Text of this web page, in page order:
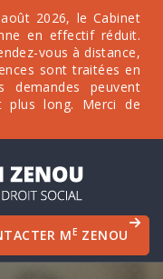
2026, le Cabinet
en effectif réduit.
vous à distance,
sont traitées en
peuvent
plus long. Merci de
ME ZENOU